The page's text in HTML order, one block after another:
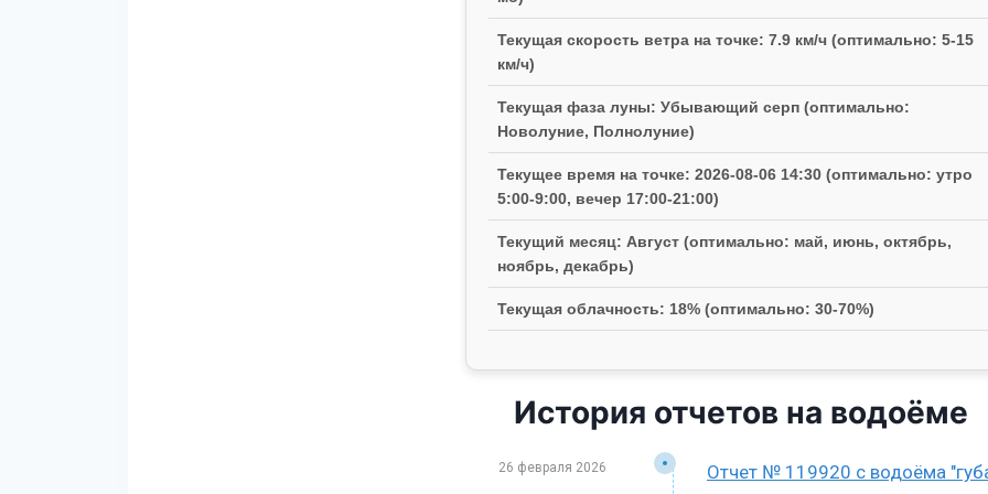
Текущая скорость ветра на точке: 7.9 км/ч (оптимально: 5-15
км/ч)
Текущая фаза луны: Убывающий серп (оптимально:
Новолуние, Полнолуние)
Текущее время на точке: 2026-08-06 14:30 (оптимально: утро
5:00-9:00, вечер 17:00-21:00)
Текущий месяц: Август (оптимально: май, июнь, октябрь,
ноябрь, декабрь)
Текущая облачность: 18% (оптимально: 30-70%)
История отчетов на водоёме
26 февраля 2026
Отчет № 119920 с водоёма